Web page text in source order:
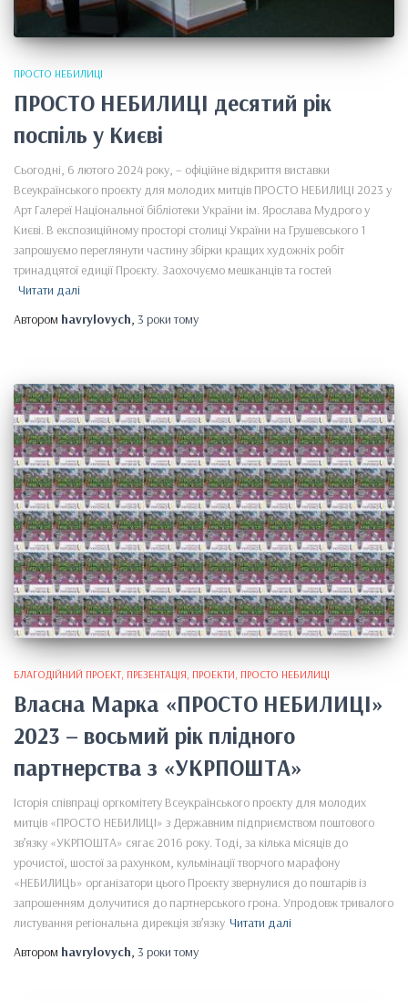
ПРОСТО НЕБИЛИЦІ
ПРОСТО НЕБИЛИЦІ десятий рік
поспіль у Києві
Сьогодні, 6 лютого 2024 року, – офіційне відкриття виставки
Всеукраїнського проєкту для молодих митців ПРОСТО НЕБИЛИЦІ 2023 у
Арт Галереї Національної бібліотеки України ім. Ярослава Мудрого у
Києві. В експозиційному просторі столиці України на Грушевського 1
запрошуємо переглянути частину збірки кращих художніх робіт
тринадцятої едиції Проєкту. Заохочуємо мешканців та гостей
Читати далі
Автором havrylovych, 3 рокитому
БЛАГОДІЙНИЙ ПРОЕКТ ПРЕЗЕНТАЦІЯ ПРОЕКТИ ПРОСТО НЕБИЛИЦІ
Власна Марка «ПРОСТО НЕБИЛИЦІ»
2023 – восьмий рік плідного
партнерства з «УКРПОШТА»
Історія співпраці оргкомітету Всеукраїнського проєкту для молодих
митців «ПРОСТО НЕБИЛИЦІ» з Державним підприємством поштового
зв’язку «УКРПОШТА» сягає 2016 року. Тоді, за кілька місяців до
урочистої, шостої за рахунком, кульмінації творчого марафону
«НЕБИЛИЦЬ» організатори цього Проєкту звернулися до поштарів із
запрошенням долучитися до партнерського грона. Упродовж тривалого
листування регіональна дирекція зв’язку Читати далі
Автором havrylovych, 3 рокитому